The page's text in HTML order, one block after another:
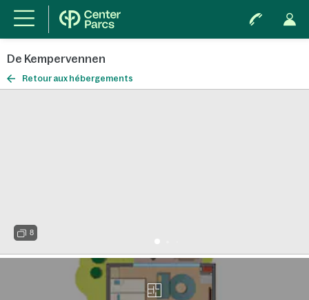
De Kempervennen
Retour aux hébergements
8